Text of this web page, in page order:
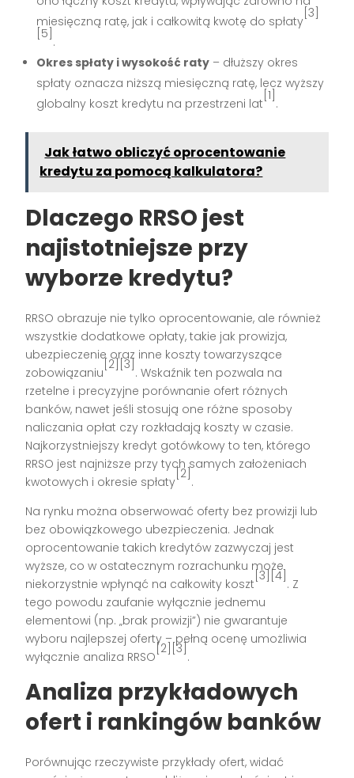
miesięczną ratę, jak i całkowitą kwotę do spłaty
[3]
[5]
.
Okres spłaty i wysokość raty – dłuższy okres
spłaty oznacza niższą miesięczną ratę, lecz wyższy
globalny koszt kredytu na przestrzeni lat
[1]
.
Jak łatwo obliczyć oprocentowanie
kredytu za pomocą kalkulatora?
Dlaczego RRSO jest
najistotniejsze przy
wyborze kredytu?
RRSO obrazuje nie tylko oprocentowanie, ale również
wszystkie dodatkowe opłaty, takie jak prowizja,
ubezpieczenie oraz inne koszty towarzyszące
zobowiązaniu
[2][3]
. Wskaźnik ten pozwala na
rzetelne i precyzyjne porównanie ofert różnych
banków, nawet jeśli stosują one różne sposoby
naliczania opłat czy rozkładają koszty w czasie.
Najkorzystniejszy kredyt gotówkowy to ten, którego
RRSO jest najniższe przy tych samych założeniach
kwotowych i okresie spłaty
[2]
.
Na rynku można obserwować oferty bez prowizji lub
bez obowiązkowego ubezpieczenia. Jednak
oprocentowanie takich kredytów zazwyczaj jest
wyższe, co w ostatecznym rozrachunku może
niekorzystnie wpłynąć na całkowity koszt
[3][4]
. Z
tego powodu zaufanie wyłącznie jednemu
elementowi (np. „brak prowizji”) nie gwarantuje
wyboru najlepszej oferty – pełną ocenę umożliwia
wyłącznie analiza RRSO
[2][3]
.
Analiza przykładowych
ofert i rankingów banków
Porównując rzeczywiste przykłady ofert, widać